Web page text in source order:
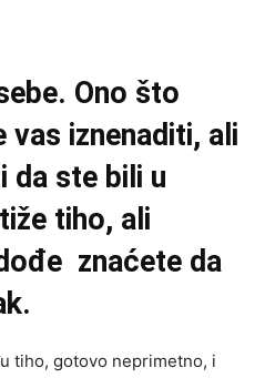
Ono što
vas iznenaditi, ali
da ste bili u
tiho, ali
znaćete da
tiho, gotovo neprimetno, i